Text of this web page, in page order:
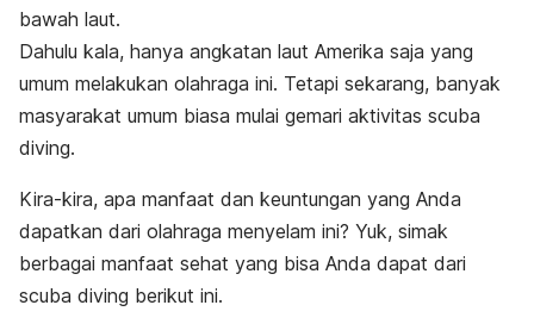
bawah laut.
Dahulu kala, hanya angkatan laut Amerika saja yang
umum melakukan olahraga ini. Tetapi sekarang, banyak
masyarakat umum biasa mulai gemari aktivitas scuba
diving.
Kira-kira, apa manfaat dan keuntungan yang Anda
dapatkan dari olahraga menyelam ini? Yuk, simak
berbagai manfaat sehat yang bisa Anda dapat dari
scuba diving berikut ini.